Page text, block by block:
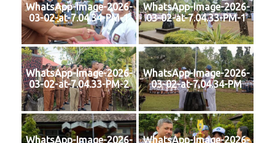
WhatsApp-Image-2026-
03-02-at-7.04.34-PM-1
WhatsApp-Image-2026-
03-02-at-7.04.33-PM-1
WhatsApp-Image-2026-
03-02-at-7.04.33-PM-2
WhatsApp-Image-2026-
03-02-at-7.04.34-PM
WhatsApp-Image-2026-
WhatsApp-Image-2026-